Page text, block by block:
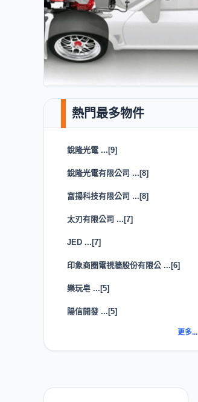
銳隆光電 ...[9]
銳隆光電有限公司 ...[8]
富揚科技有限公司 ...[8]
太刃有限公司 ...[7]
JED ...[7]
印象商圈電視牆股份有限公 ...[6]
樂玩皂 ...[5]
陽信開發 ...[5]
更多...